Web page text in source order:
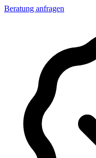
Beratung anfragen